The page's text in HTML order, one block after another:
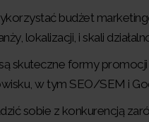
budżet
lokalizacji, i skali
są skuteczne formy
w tym SEO/SEM i
sobie z konkurencją